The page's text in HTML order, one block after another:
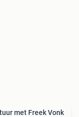
met Freek Vonk